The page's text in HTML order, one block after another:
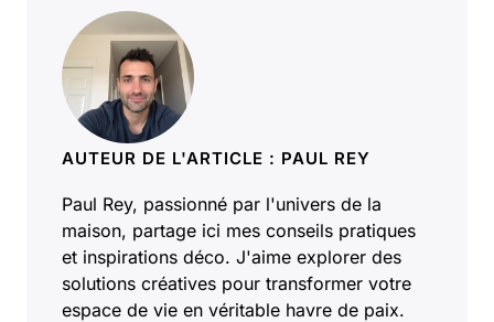
AUTEUR DE L'ARTICLE : PAUL REY
Paul Rey, passionné par l'univers de la
maison, partage ici mes conseils pratiques
et inspirations déco. J'aime explorer des
solutions créatives pour transformer votre
espace de vie en véritable havre de paix.